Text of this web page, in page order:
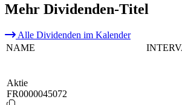
Mehr Dividenden-Titel
Alle Dividenden im Kalender
NAME
Aktie
FR0000045072